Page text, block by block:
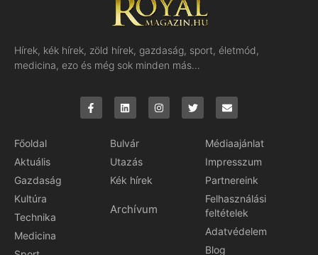
Hírek, kék hírek, zöld hírek, gazdaság, sport, életmód,
medicina, ezo és még sok minden más…
Főoldal
Aktuális
Gazdaság
Kultúra
Technika
Medicina
Bulvár
Utazás
Kék hírek
Archívum
Médiaajánlat
Impresszum
Partnereink
Felhasználási
feltételek
Adatvédelem
Blog